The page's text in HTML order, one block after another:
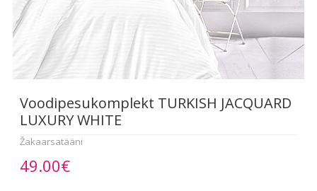
Voodipesukomplekt TURKISH JACQUARD
LUXURY WHITE
Žakaarsatääni
49.00€